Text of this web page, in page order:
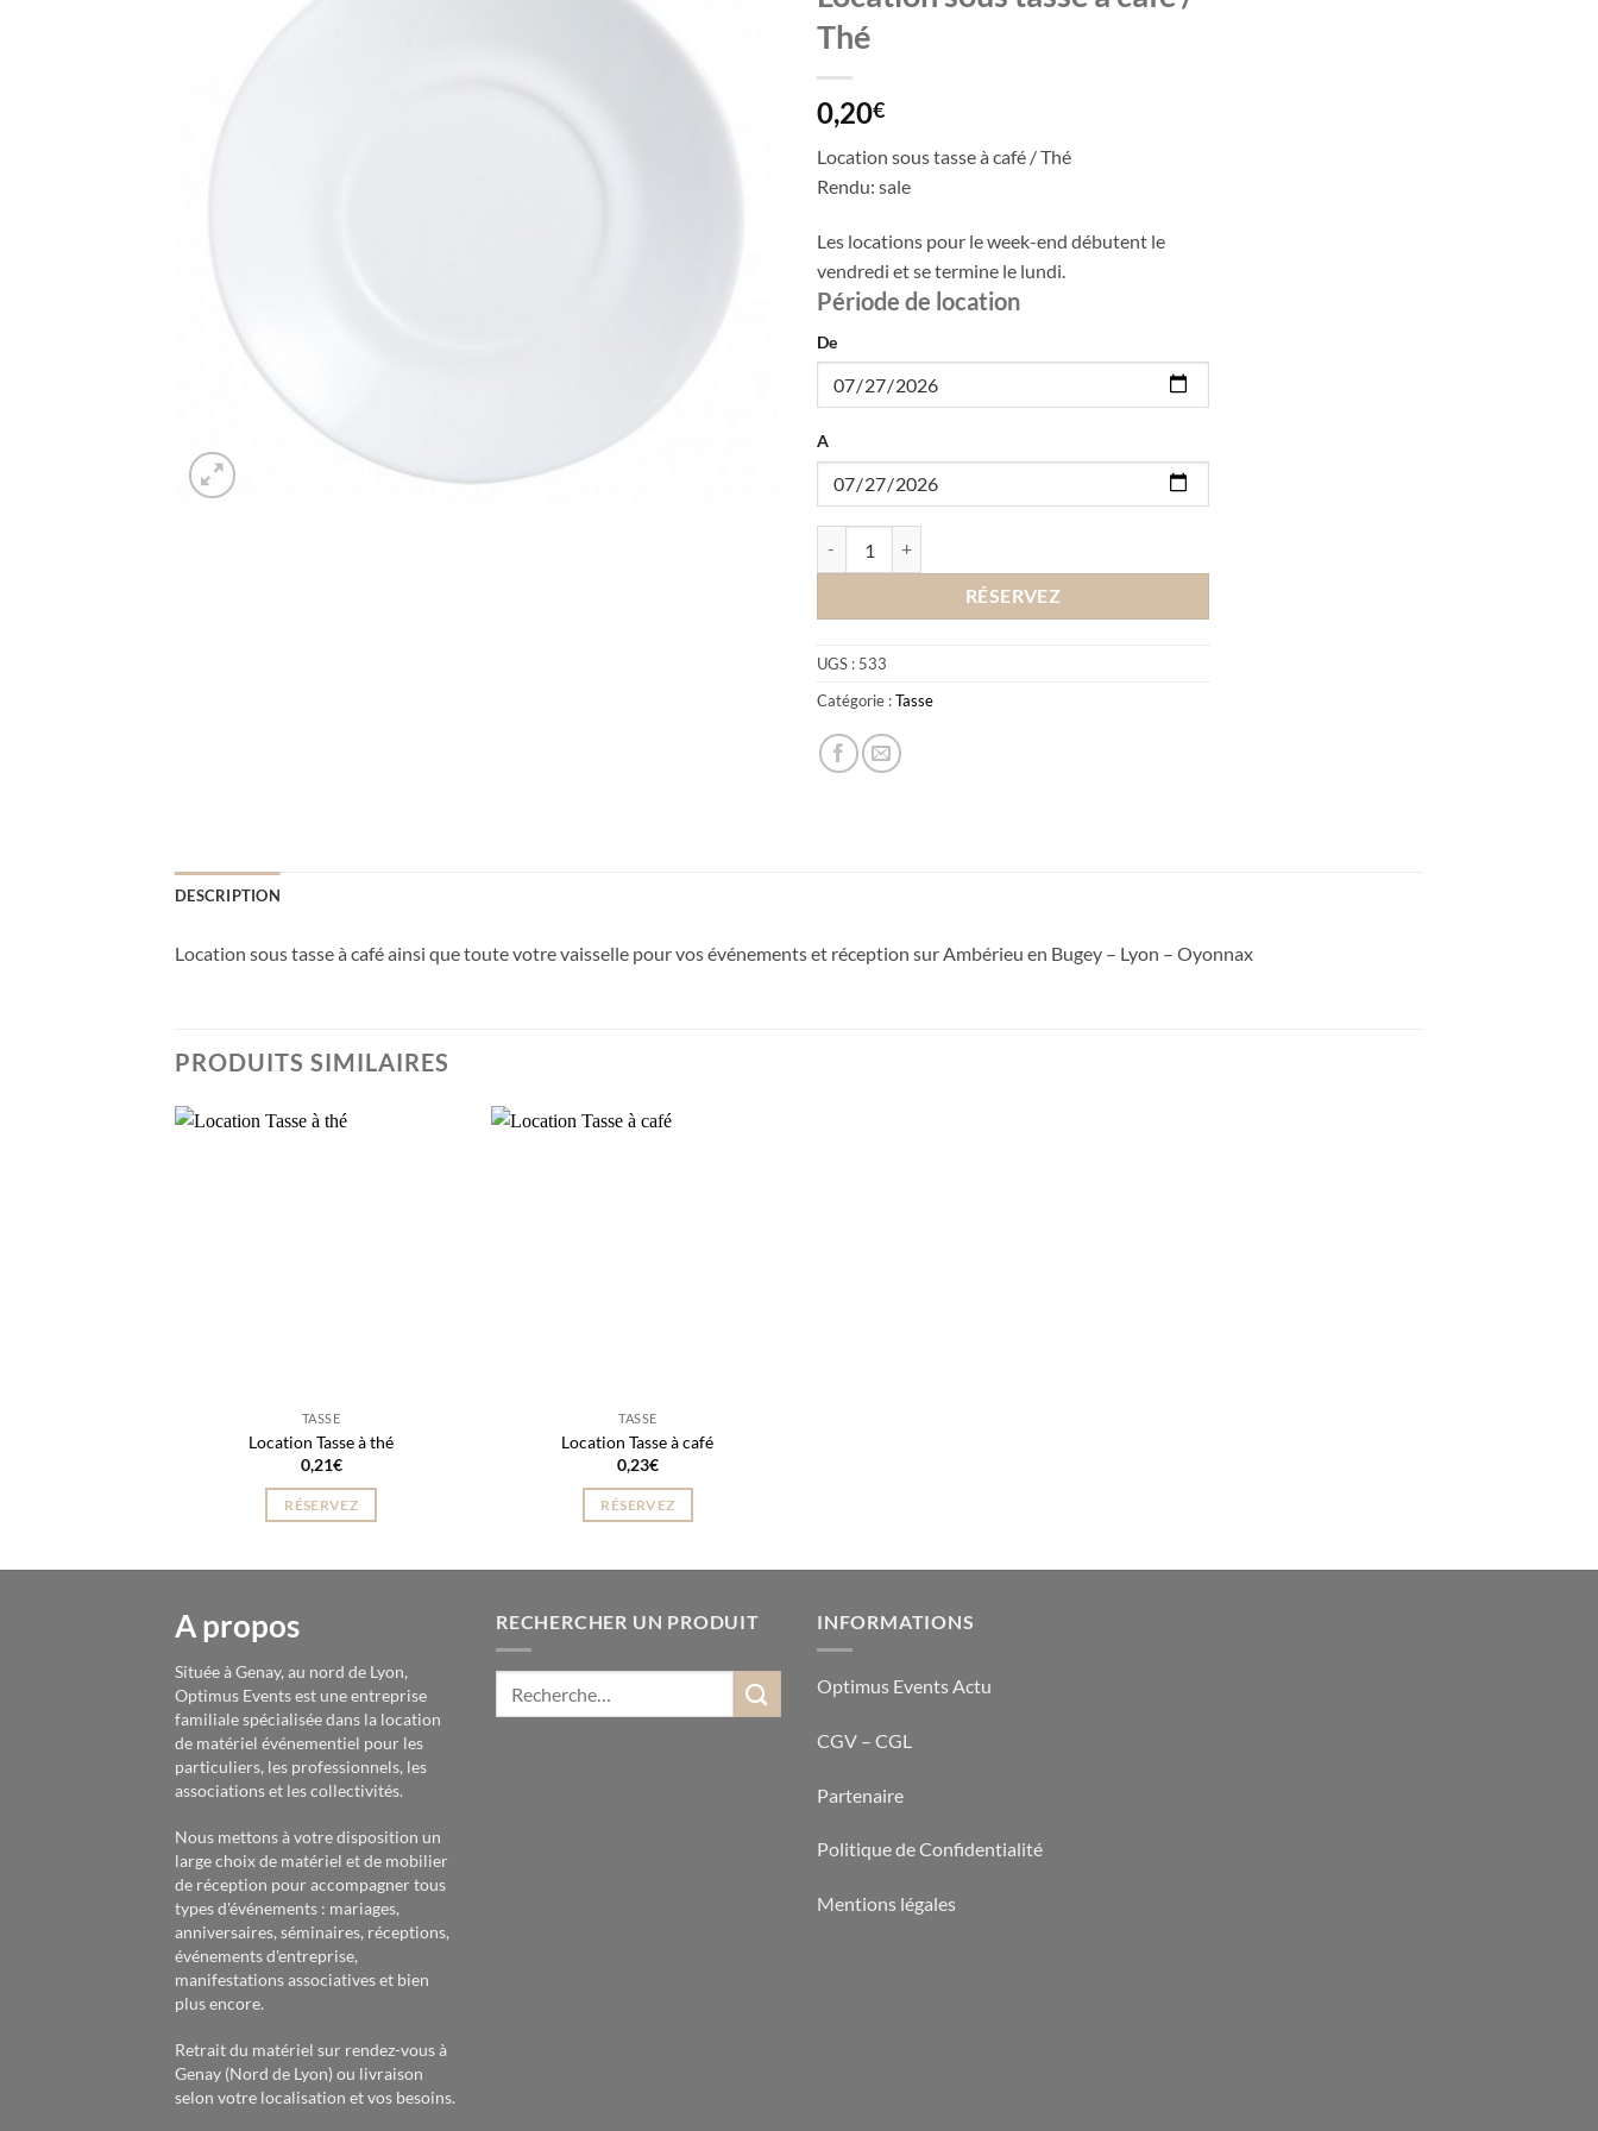
Thé
0,20€
Location sous tasse à café / Thé
Rendu: sale
Les locations pour le week-end débutent le
vendredi et se termine le lundi.
Période de location
De
A
RÉSERVEZ
UGS : 533
Catégorie :Tasse
DESCRIPTION
Location sous tasse à café ainsi que toute votre vaisselle pour vos événements et réception sur Ambérieu en Bugey – Lyon – Oyonnax
PRODUITS SIMILAIRES
TASSE
Location Tasse à thé
0,21€
RÉSERVEZ
TASSE
Location Tasse à café
0,23€
RÉSERVEZ
A propos
Située à Genay, au nord de Lyon,
Optimus Events est une entreprise
familiale spécialisée dans la location
de matériel événementiel pour les
particuliers, les professionnels, les
associations et les collectivités.
Nous mettons à votre disposition un
large choix de matériel et de mobilier
de réception pour accompagner tous
types d'événements : mariages,
anniversaires, séminaires, réceptions,
événements d'entreprise,
manifestations associatives et bien
plus encore.
Retrait du matériel sur rendez-vous à
Genay (Nord de Lyon) ou livraison
selon votre localisation et vos besoins.
RECHERCHER UN PRODUIT INFORMATIONS
Optimus Events Actu
CGV – CGL
Partenaire
Politique de Confidentialité
Mentions légales